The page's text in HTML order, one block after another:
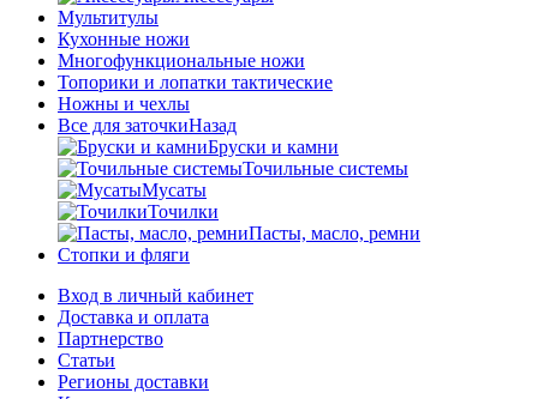
Мультитулы
Кухонные ножи
Многофункциональные ножи
Топорики и лопатки тактические
Ножны и чехлы
Все для заточкиНазад
Бруски и камни
Точильные системы
Мусаты
Точилки
Пасты, масло, ремни
Стопки и фляги
Вход в личный кабинет
Доставка и оплата
Партнерство
Статьи
Регионы доставки